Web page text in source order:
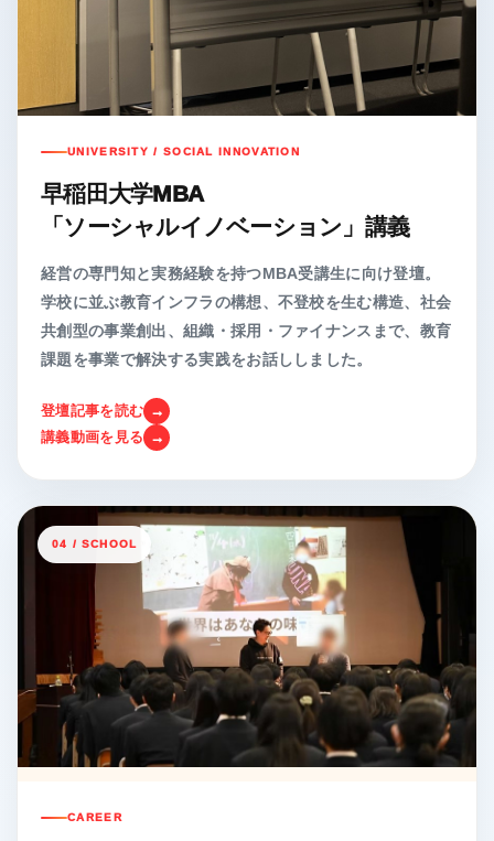
UNIVERSITY / SOCIAL INNOVATION
早稲田大学MBA
「ソーシャルイノベーション」講義
経営の専門知と実務経験を持つMBA受講生に向け登壇。
学校に並ぶ教育インフラの構想、不登校を生む構造、社会
共創型の事業創出、組織・採用・ファイナンスまで、教育
課題を事業で解決する実践をお話ししました。
登壇記事を読む
講義動画を見る
04 / SCHOOL
CAREER